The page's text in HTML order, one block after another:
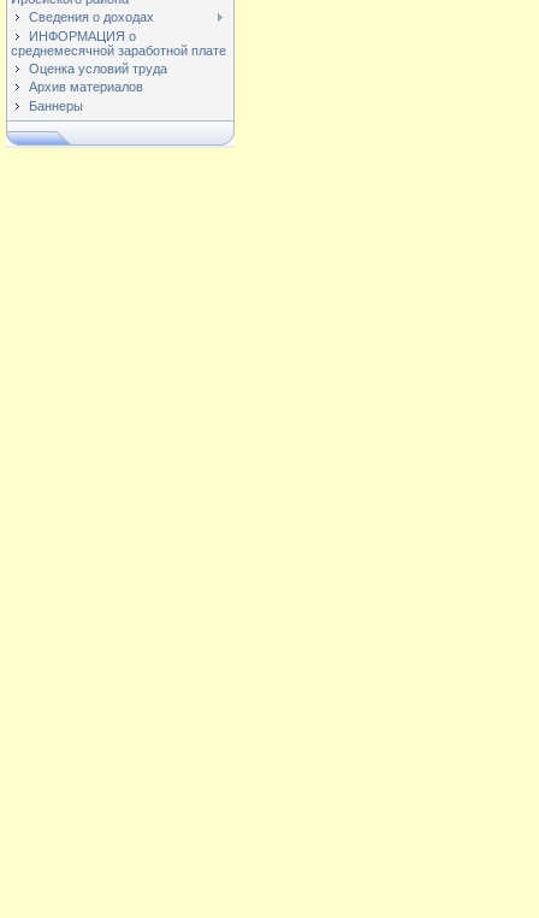
Сведения о доходах
ИНФОРМАЦИЯ о
среднемесячной заработной плате
Оценка условий труда
Архив материалов
Баннеры